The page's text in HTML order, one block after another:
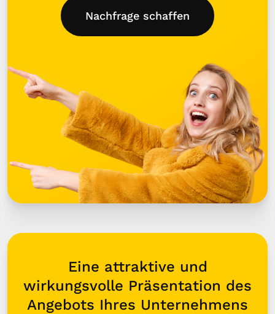
Nachfrage schaffen
Eine attraktive und
wirkungsvolle Präsentation des
Angebots Ihres Unternehmens